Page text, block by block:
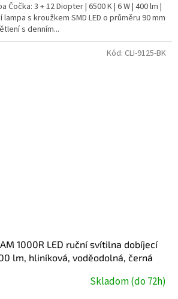
3 + 12 Diopter | 6500 K | 6 W | 400 lm |
s kroužkem SMD LED o průměru 90 mm
s denním...
1000R LED ruční svítilna dobíjecí
lm, hliníková, voděodolná, černá
Skladom (do 72h)
Kód: CLI-9125-BK